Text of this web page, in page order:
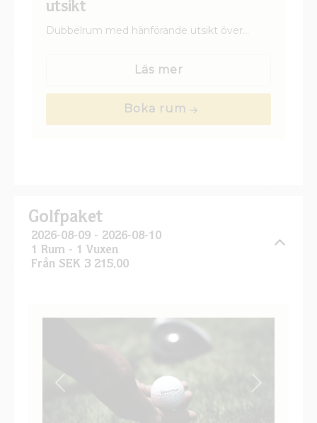
Värdhusets dubbelrum med
utsikt
Gripsholms slott och mälaren. Rummen
komfort.
Boka rum
Golfpaket
2026-08-09 - 2026-08-10
1 Rum -1Vuxen